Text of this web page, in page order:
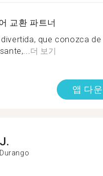
교환 파트너
que conozca
더 보기
앱 다
J.
Durango